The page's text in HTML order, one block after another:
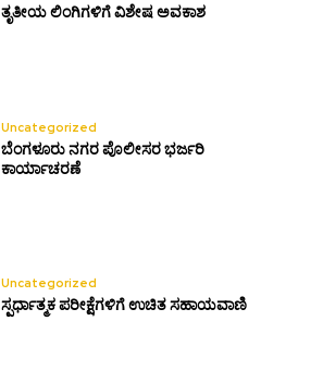
ತೃತೀಯ ಲಿಂಗಿಗಳಿಗೆ ವಿಶೇಷ ಅವಕಾಶ
Uncategorized
ಬೆಂಗಳೂರು ನಗರ ಪೊಲೀಸರ ಭರ್ಜರಿ
ಕಾರ್ಯಾಚರಣೆ
Uncategorized
ಸ್ಪರ್ಧಾತ್ಮಕ ಪರೀಕ್ಷೆಗಳಿಗೆ ಉಚಿತ ಸಹಾಯವಾಣಿ